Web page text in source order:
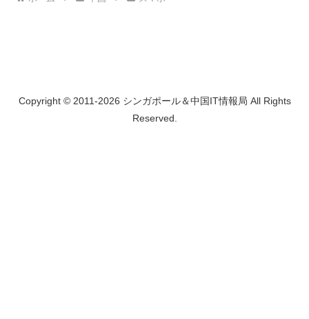
Copyright © 2011-2026 シンガポール＆中国IT情報局 All Rights
Reserved.